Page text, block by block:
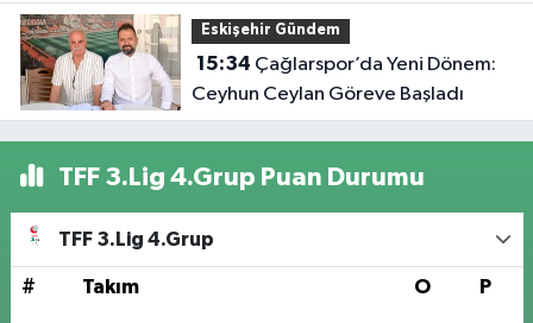
Eskişehir Gündem
15:34
Ceyhun Ceylan Göreve Başladı
TFF 3.Lig 4.Grup Puan Durumu
TFF 3.Lig 4.Grup
# Takım O P